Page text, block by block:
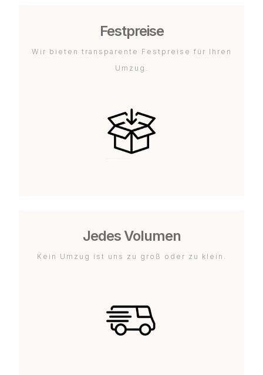
Festpreise
Wir bieten transparente Festpreise für Ihren
Umzug.
Jedes Volumen
Kein Umzug ist uns zu groß oder zu klein.